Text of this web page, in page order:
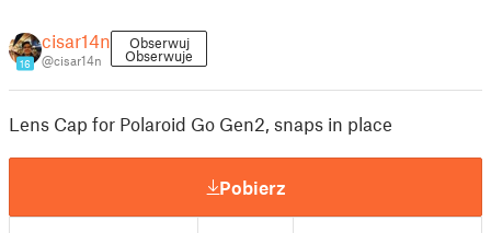
16
cisar14n
@cisar14n
Obserwuj
Obserwuje
Lens Cap for Polaroid Go Gen2, snaps in place
Pobierz